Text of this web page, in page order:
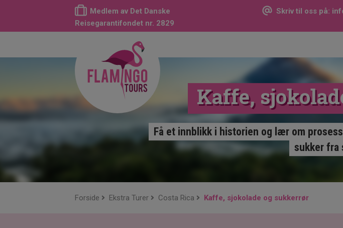
Medlem av Det Danske
Reisegarantifondet nr. 2829
Skriv til oss på:
Kaffe,
Få et innblikk i historien og lær om
sukker fra
Forside Ekstra Turer Costa Rica Kaffe, sjokolade og sukkerrør